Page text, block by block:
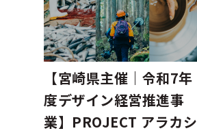
【宮崎県主催｜令和7年
度デザイン経営推進事
業】PROJECT アラカシ